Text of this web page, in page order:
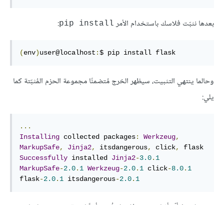
بعدها نثبّت فلاسك باستخدام الأمر pip install
:
(env)user@localhost :$ pip install flask
وحالما ينتهي التثبيت، سيظهر الخرج مُتضمنًا مجموعة الحزم المُثبّتة كما
يلي:
...
Installing collected packages: Werkzeug,
MarkupSafe, Jinja2, itsdangerous, click,
Successfully installed Jinja2-3.0. 1
MarkupSafe-2.0. 1 Werkzeug-2.0. 1 click-8.0. 1
flask-2.0. 1 itsdangerous-2.0. 1